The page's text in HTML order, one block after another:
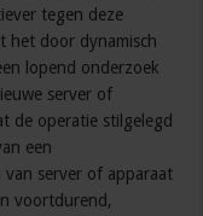
tegen deze
het door dynamisch
lopend onderzoek
server of
de operatie stilgelegd
een
van server of apparaat
voortdurend,